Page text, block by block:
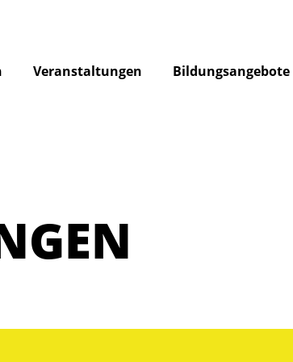
Veranstaltungen Bildungsangebote